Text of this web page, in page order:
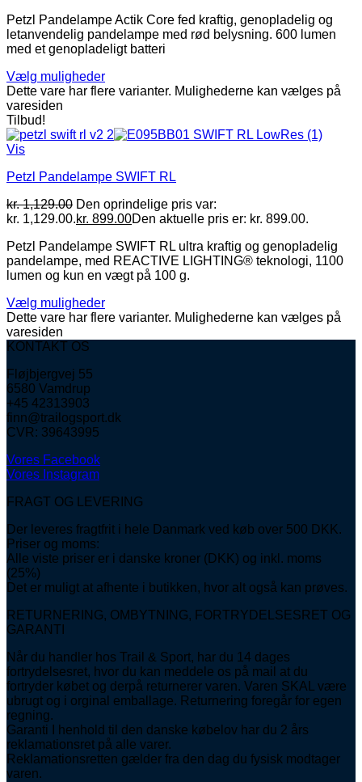
Petzl Pandelampe Actik Core fed kraftig, genopladelig og
letanvendelig pandelampe med rød belysning. 600 lumen
med et genopladeligt batteri
Vælg muligheder
Dette vare har flere varianter. Mulighederne kan vælges på
varesiden
Tilbud!
Vis
Petzl Pandelampe SWIFT RL
kr.1,129.00 Den oprindelige pris var:
kr. 1,129.00.kr. 899.00Den aktuelle pris er: kr. 899.00.
Petzl Pandelampe SWIFT RL ultra kraftig og genopladelig
pandelampe, med REACTIVE LIGHTING® teknologi, 1100
lumen og kun en vægt på 100 g.
Vælg muligheder
Dette vare har flere varianter. Mulighederne kan vælges på
varesiden
KONTAKT OS
Fløjbjergvej 55
6580 Vamdrup
+45 42313903
finn@trailogsport.dk
CVR: 39643995
Vores Facebook
Vores Instagram
FRAGT OG LEVERING
Der leveres fragtfrit i hele Danmark ved køb over 500 DKK.
Priser og moms:
Alle viste priser er i danske kroner (DKK) og inkl. moms
(25%)
Det er muligt at afhente i butikken, hvor alt også kan prøves.
RETURNERING, OMBYTNING, FORTRYDELSESRET OG
GARANTI
Når du handler hos Trail & Sport, har du 14 dages
fortrydelsesret, hvor du kan meddele os på mail at du
fortryder købet og derpå returnerer varen. Varen SKAL være
ubrugt og i orginal emballage. Returnering foregår for egen
regning.
Garanti I henhold til den danske købelov har du 2 års
reklamationsret på alle varer.
Reklamationsretten gælder fra den dag du fysisk modtager
varen.